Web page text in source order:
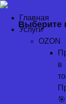
Перейти
содержимому
Главная
Услуги
OZON
в
🎯
Выберите